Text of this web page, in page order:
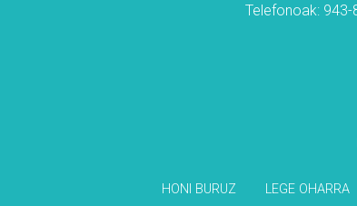
Telefonoak: 943-
HONI BURUZ LEGE OHARRA